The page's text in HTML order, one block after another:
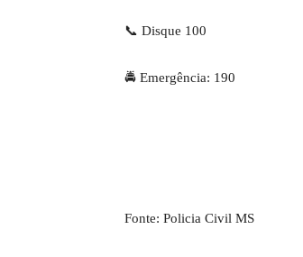
📞 Disque 100
🚔 Emergência: 190
Fonte: Policia Civil MS